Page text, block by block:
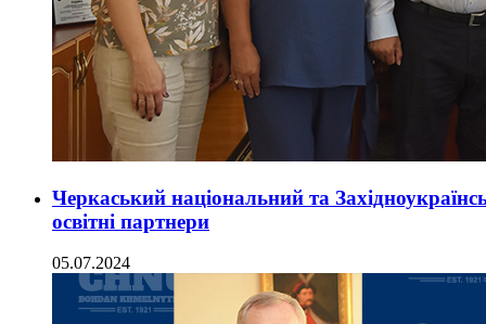
Черкаський національний та
освітні партнери
05.07.2024